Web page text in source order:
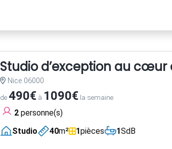
Studio d’exception au cœur
Nice 06000
de490€à 1090€la semaine
2personne(s)
Studio
40m² 1pièces 1SdB